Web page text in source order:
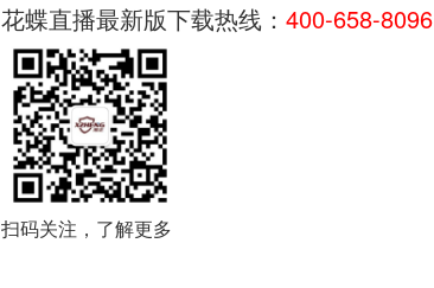
花蝶直播最新版下载热线：400-658-8096
扫码关注，了解更多